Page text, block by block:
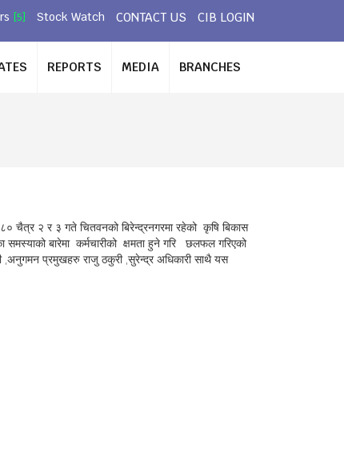
[5] Stock Watch CONTACT US CIB LOGIN
REPORTS MEDIA BRANCHES
चैत्र २ र ३ गते चितवनको बिरेन्द्रनगरमा रहेको कृषि बिकास
बारेमा कर्मचारीको क्षमता हुने गरि छलफल गरिएको
,अनुगमन प्रमुखहरु राजु ठकुरी ,सुरेन्द्र अधिकारी साथै यस